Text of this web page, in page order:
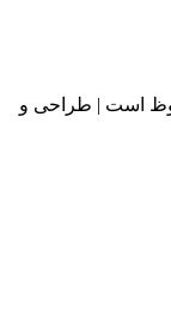
است | طراحی و